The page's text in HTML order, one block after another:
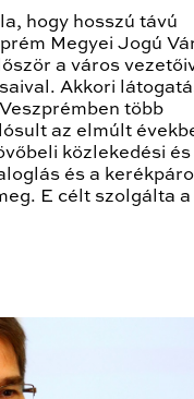
hogy hosszú távú
Megyei Jogú
a város
Akkori
több
az elmúlt
közlekedési és
és a
E célt szolgálta a